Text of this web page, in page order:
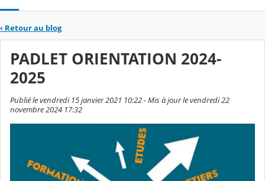
‹ Retour au blog
PADLET ORIENTATION 2024-
2025
Publié le vendredi 15 janvier 2021 10:22 - Mis à jour le vendredi 22
novembre 2024 17:32